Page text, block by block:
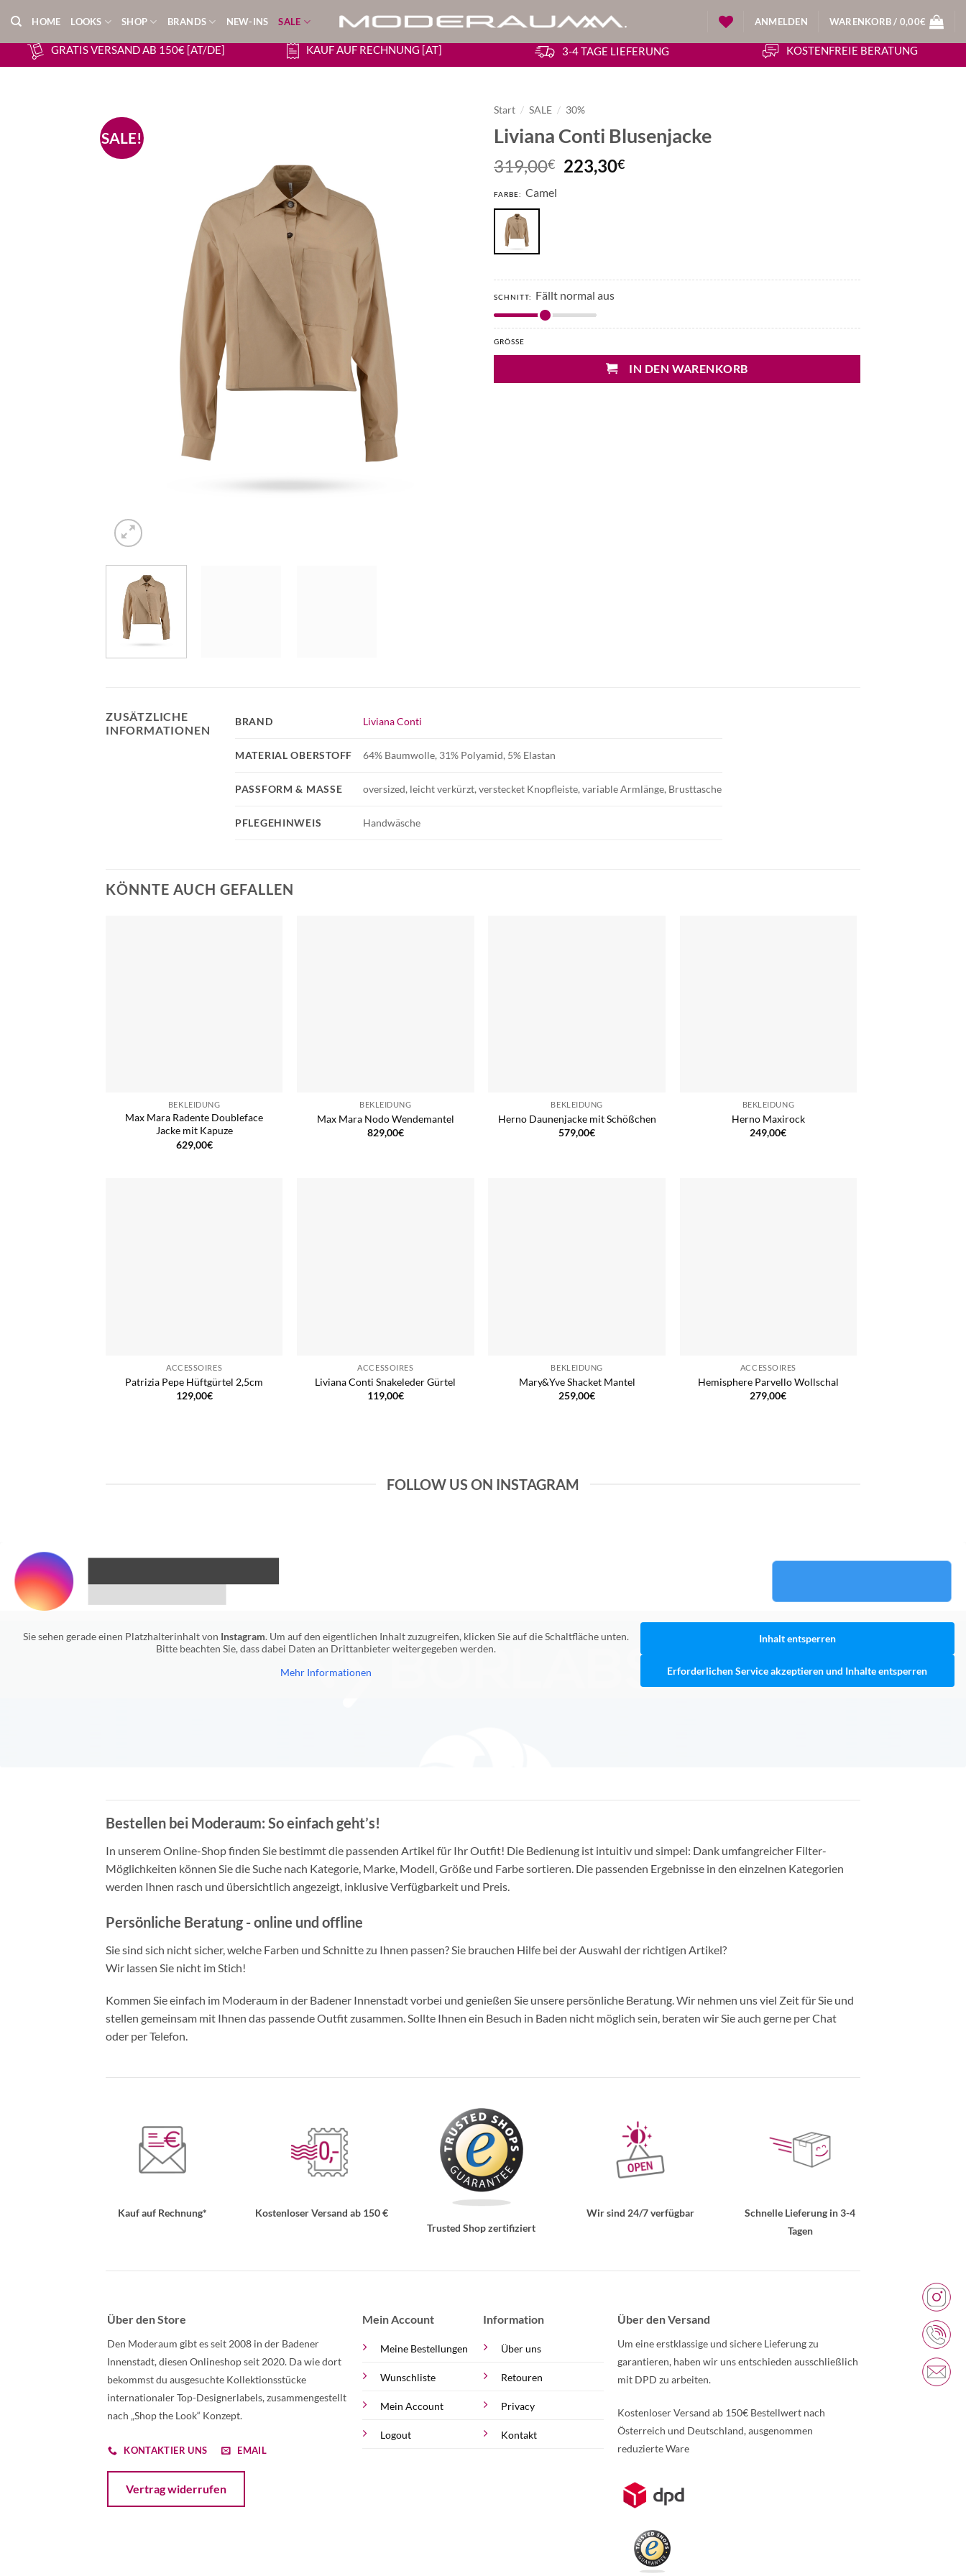
Inhalt
springen
HOME LOOKS SHOP BRANDS NEW-INS SALE ANMELDEN WARENKORB / 0,00€
GRATIS VERSAND AB 150€ [AT/DE] KAUF AUF RECHNUNG [AT] 3-4 TAGE LIEFERUNG KOSTENFREIE BERATUNG
SALE!
Start / SALE / 30%
Liviana Conti Blusenjacke
319,00€ Ursprünglicher
Preis
223,30€Aktueller
FARBE: Camel
SCHNITT: Fällt normal aus
GRÖSSE
IN DEN WARENKORB
ZUSÄTZLICHE
INFORMATIONEN
PFLEGEHINWEIS Handwäsche
BRAND Liviana Conti
MATERIAL OBERSTOFF 64% Baumwolle, 31% Polyamid, 5% Elastan
PASSFORM & MASSE oversized, leicht verkürzt, verstecket Knopfleiste, variable Armlänge, Brusttasche
KÖNNTE AUCH GEFALLEN
BEKLEIDUNG
Max Mara Radente Doubleface
Jacke mit Kapuze
629,00€
BEKLEIDUNG
Max Mara Nodo Wendemantel
829,00€
BEKLEIDUNG
Herno Daunenjacke mit Schößchen
579,00€
BEKLEIDUNG
Herno Maxirock
249,00€
ACCESSOIRES
Patrizia Pepe Hüftgürtel 2,5cm
129,00€
ACCESSOIRES
Liviana Conti Snakeleder Gürtel
119,00€
BEKLEIDUNG
Mary&Yve Shacket Mantel
259,00€
ACCESSOIRES
Hemisphere Parvello Wollschal
279,00€
FOLLOW US ON INSTAGRAM
Sie sehen gerade einen Platzhalterinhalt von Instagram. Um auf den eigentlichen Inhalt zuzugreifen, klicken Sie auf die Schaltfläche unten.
Bitte beachten Sie, dass dabei Daten an Drittanbieter weitergegeben werden.
Mehr Informationen
Inhalt entsperren
Erforderlichen Service akzeptieren und Inhalte entsperren
Bestellen bei Moderaum: So einfach geht’s!
In unserem Online-Shop finden Sie bestimmt die passenden Artikel für Ihr Outfit! Die Bedienung ist intuitiv und simpel: Dank umfangreicher Filter-
Möglichkeiten können Sie die Suche nach Kategorie, Marke, Modell, Größe und Farbe sortieren. Die passenden Ergebnisse in den einzelnen Kategorien
werden Ihnen rasch und übersichtlich angezeigt, inklusive Verfügbarkeit und Preis.
Persönliche Beratung - online und offline
Sie sind sich nicht sicher, welche Farben und Schnitte zu Ihnen passen? Sie brauchen Hilfe bei der Auswahl der richtigen Artikel?
Wir lassen Sie nicht im Stich!
Kommen Sie einfach im Moderaum in der Badener Innenstadt vorbei und genießen Sie unsere persönliche Beratung. Wir nehmen uns viel Zeit für Sie und
stellen gemeinsam mit Ihnen das passende Outfit zusammen. Sollte Ihnen ein Besuch in Baden nicht möglich sein, beraten wir Sie auch gerne per Chat
oder per Telefon.
Kauf auf Rechnung*
Kostenloser Versand ab 150 €
Trusted Shop zertifiziert
Wir sind 24/7 verfügbar
Schnelle Lieferung in 3-4
Tagen
Über den Store
Den Moderaum gibt es seit 2008 in der Badener
Innenstadt, diesen Onlineshop seit 2020. Da wie dort
bekommst du ausgesuchte Kollektionsstücke
internationaler Top-Designerlabels, zusammengestellt
nach „Shop the Look“ Konzept.
KONTAKTIER UNS EMAIL
Vertrag widerrufen
Mein Account
Meine Bestellungen
Wunschliste
Mein Account
Logout
Information
Über uns
Retouren
Privacy
Kontakt
Über den Versand
Um eine erstklassige und sichere Lieferung zu
garantieren, haben wir uns entschieden ausschließlich
mit DPD zu arbeiten.
Kostenloser Versand ab 150€ Bestellwert nach
Österreich und Deutschland, ausgenommen
reduzierte Ware
Weitere Informationen über den gesperrten Inhalt.